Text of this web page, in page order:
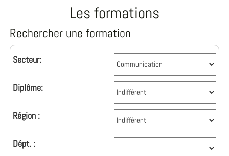
Les formations
Rechercher une formation
Secteur:
Diplôme:
Région :
Dépt. :